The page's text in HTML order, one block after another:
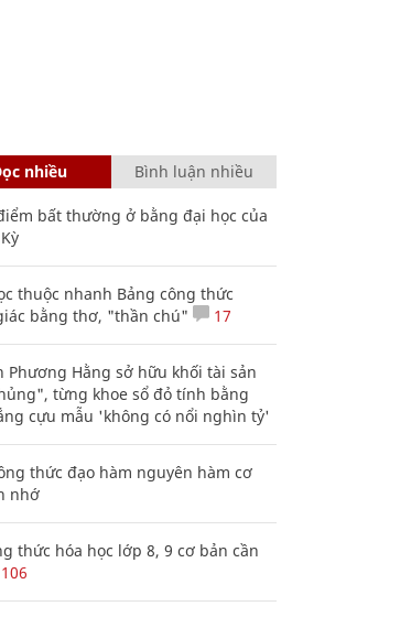
nhiều Bình luận nhiều
bất thường ở bằng đại học của
thuộc nhanh Bảng công thức
bằng thơ, "thần chú"
17
Phương Hằng sở hữu khối tài sản
từng khoe sổ đỏ tính bằng
cựu mẫu 'không có nổi nghìn tỷ'
thức đạo hàm nguyên hàm cơ
nhớ
thức hóa học lớp 8, 9 cơ bản cần
106